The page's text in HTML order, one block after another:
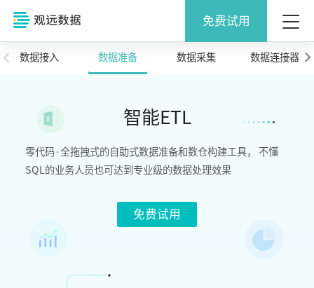
免费试用
数据接入 数据准备 数据采集 数据连接器
智能ETL
零代码·全拖拽式的自助式数据准备和数仓构建工具， 不懂
SQL的业务人员也可达到专业级的数据处理效果
免费试用